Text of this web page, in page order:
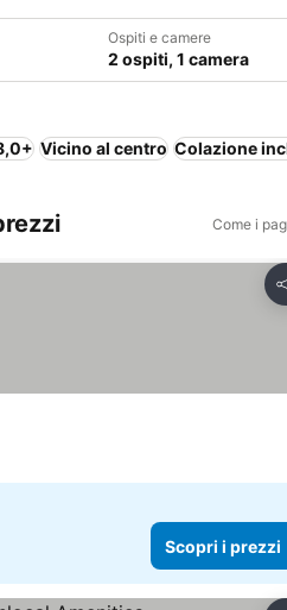
Ospiti e camere
2 ospiti, 1 camera
Vicino al centro Colazione
Come i
Scopri i prezzi